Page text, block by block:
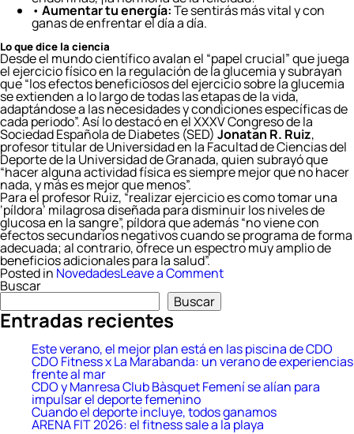
• Aumentar tu energía:Te sentirás más vital y con
ganas de enfrentar el día a día.
Lo que dice la ciencia
Desde el mundo científico avalan el “papel crucial” que juega
el ejercicio físico en la regulación de la glucemia y subrayan
que “los efectos beneficiosos del ejercicio sobre la glucemia
se extienden a lo largo de todas las etapas de la vida,
adaptándose a las necesidades y condiciones específicas de
cada periodo”. Así lo destacó en el XXXV Congreso de la
Sociedad Española de Diabetes (SED) Jonatan R. Ruiz,
profesor titular de Universidad en la Facultad de Ciencias del
Deporte de la Universidad de Granada, quien subrayó que
“hacer alguna actividad física es siempre mejor que no hacer
nada, y más es mejor que menos”.
Para el profesor Ruiz, “realizar ejercicio es como tomar una
‘píldora’ milagrosa diseñada para disminuir los niveles de
glucosa en la sangre”, píldora que además “no viene con
efectos secundarios negativos cuando se programa de forma
adecuada; al contrario, ofrece un espectro muy amplio de
beneficios adicionales para la salud”.
Posted in NovedadesLeave a Commenton
personas
con
Buscar
Buscar
Entradas recientes
Este verano, el mejor plan está en las piscina de CDO
CDO Fitness x La Marabanda: un verano de experiencias
frente al mar
CDO y Manresa Club Bàsquet Femení se alían para
impulsar el deporte femenino
Cuando el deporte incluye, todos ganamos
ARENA FIT 2026: el fitness sale a la playa